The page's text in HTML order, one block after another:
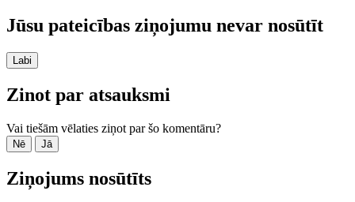
Jūsu pateicības ziņojumu nevar nosūtīt
Labi
Zinot par atsauksmi
Vai tiešām vēlaties ziņot par šo komentāru?
Nē Jā
Ziņojums nosūtīts